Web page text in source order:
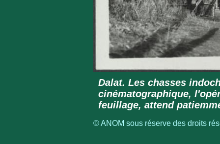
Dalat. Les chasses
cinématographique,
feuillage, attend
© ANOM sous réserve des droits